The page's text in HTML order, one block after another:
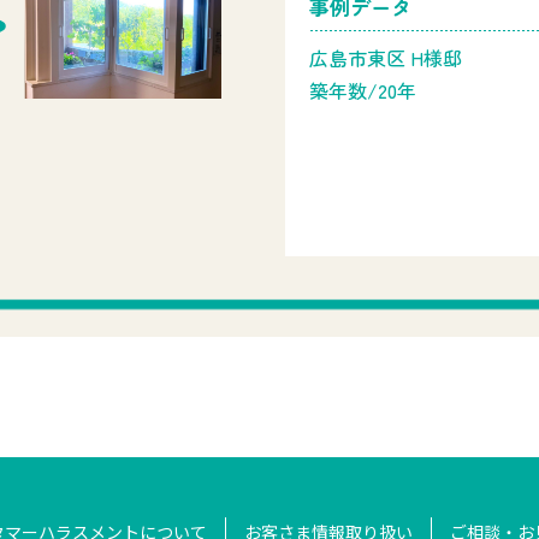
事例データ
広島市東区 H様邸
築年数/20年
ーハラスメントについて お客さま情報取り扱い ご相談・